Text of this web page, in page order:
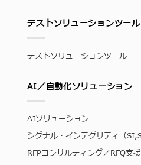
テストソリューションツール
テストソリューションツール
AI／自動化ソリューション
AIソリューション
シグナル・インテグリティ（
RFPコンサルティング／RFQ支援